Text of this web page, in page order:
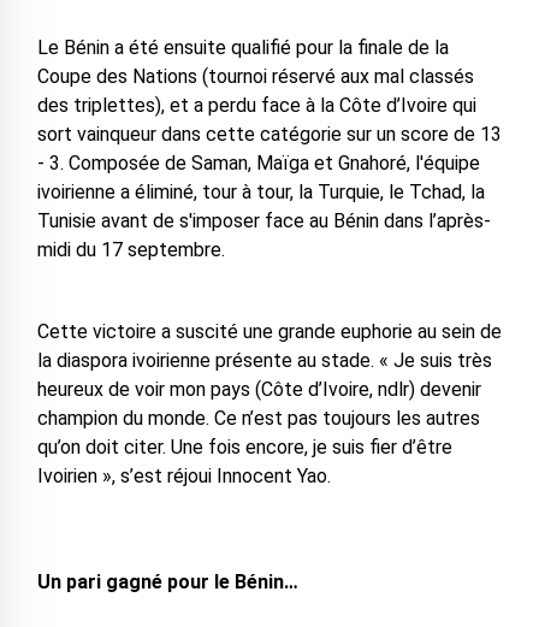
Le Bénin a été ensuite qualifié pour la finale de la
Coupe des Nations (tournoi réservé aux mal classés
des triplettes), et a perdu face à la Côte d’Ivoire qui
sort vainqueur dans cette catégorie sur un score de 13
- 3. Composée de Saman, Maïga et Gnahoré, l'équipe
ivoirienne a éliminé, tour à tour, la Turquie, le Tchad, la
Tunisie avant de s'imposer face au Bénin dans l’après-
midi du 17 septembre.
Cette victoire a suscité une grande euphorie au sein de
la diaspora ivoirienne présente au stade. « Je suis très
heureux de voir mon pays (Côte d’Ivoire, ndlr) devenir
champion du monde. Ce n’est pas toujours les autres
qu’on doit citer. Une fois encore, je suis fier d’être
Ivoirien », s’est réjoui Innocent Yao.
Un pari gagné pour le Bénin…